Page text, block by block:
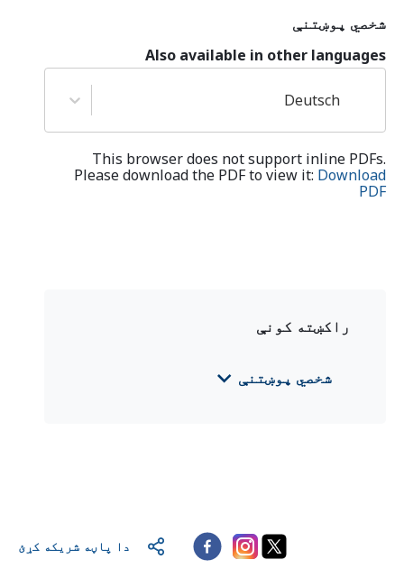
شخصي پوښتنې
Also available in other languages
Deutsch
This browser does not support inline PDFs.
Please download the PDF to view it: Download
PDF
راکښته کونې
شخصي پوښتنې
دا پاڼه شریکه کړئ